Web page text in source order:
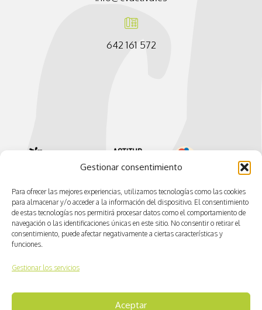
Gestionar consentimiento
Para ofrecer las mejores experiencias, utilizamos tecnologías como las cookies
para almacenar y/o acceder a la información del dispositivo. El consentimiento
de estas tecnologías nos permitirá procesar datos como el comportamiento de
navegación o las identificaciones únicas en este sitio. No consentir o retirar el
consentimiento, puede afectar negativamente a ciertas características y
funciones.
Gestionar los servicios
Aceptar
642 161 572